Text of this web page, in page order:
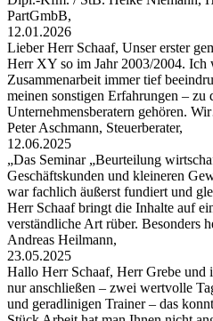
PartGmbB,
12.01.2026
Lieber Herr Schaaf, Unser erster
Herr XY so im Jahr 2003/2004. Ich
Zusammenarbeit immer tief
meinen sonstigen Erfahrungen – zu
Unternehmensberatern gehören.
Peter Aschmann, Steuerberater,
12.06.2025
„Das Seminar „Beurteilung
Geschäftskunden und kleineren
war fachlich äußerst fundiert und
Herr Schaaf bringt die Inhalte auf
verständliche Art rüber. Besonders
Andreas Heilmann,
23.05.2025
Hallo Herr Schaaf, Herr Grebe und
nur anschließen – zwei wertvolle
und geradlinigen Trainer – das